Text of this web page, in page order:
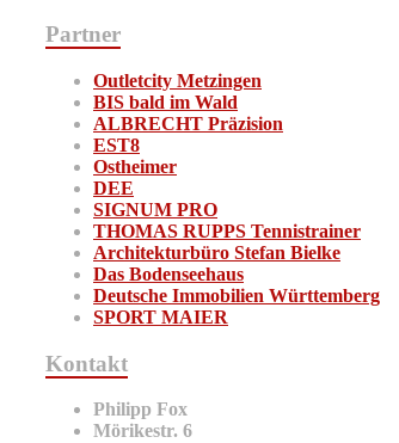
Partner
Outletcity Metzingen
BIS bald im Wald
ALBRECHT Präzision
EST8
Ostheimer
DEE
SIGNUM PRO
THOMAS RUPPS Tennistrainer
Architekturbüro Stefan Bielke
Das Bodenseehaus
Deutsche Immobilien Württemberg
SPORT MAIER
Kontakt
Philipp Fox
Mörikestr. 6